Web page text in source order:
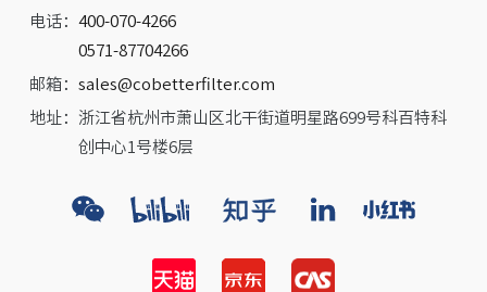
电话： 400-070-4266
0571-87704266
邮箱： sales@cobetterfilter.com
地址： 浙江省杭州市萧山区北干街道明星路699号科百特科
创中心1号楼6层